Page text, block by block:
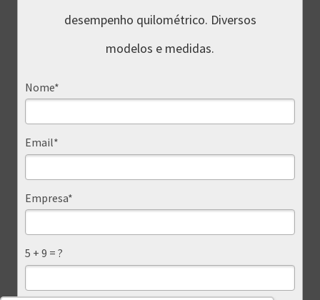
desempenho quilométrico. Diversos
modelos e medidas.
Nome*
Email*
Empresa*
5 + 9 = ?